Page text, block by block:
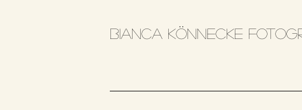
Bianca Könnecke